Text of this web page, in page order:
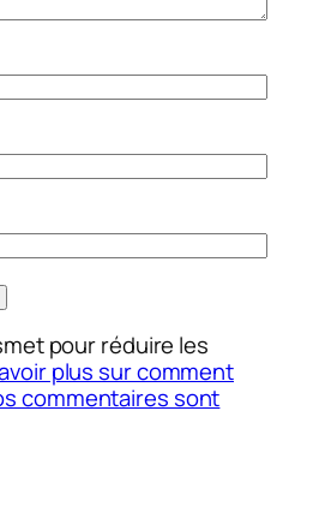
pour réduire les
plus sur comment
commentaires sont